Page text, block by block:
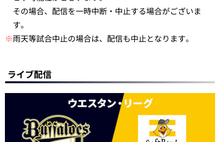
その場合、配信を一時中断・中止する場合がございま
す。
※雨天等試合中止の場合は、配信も中止となります。
ライブ配信